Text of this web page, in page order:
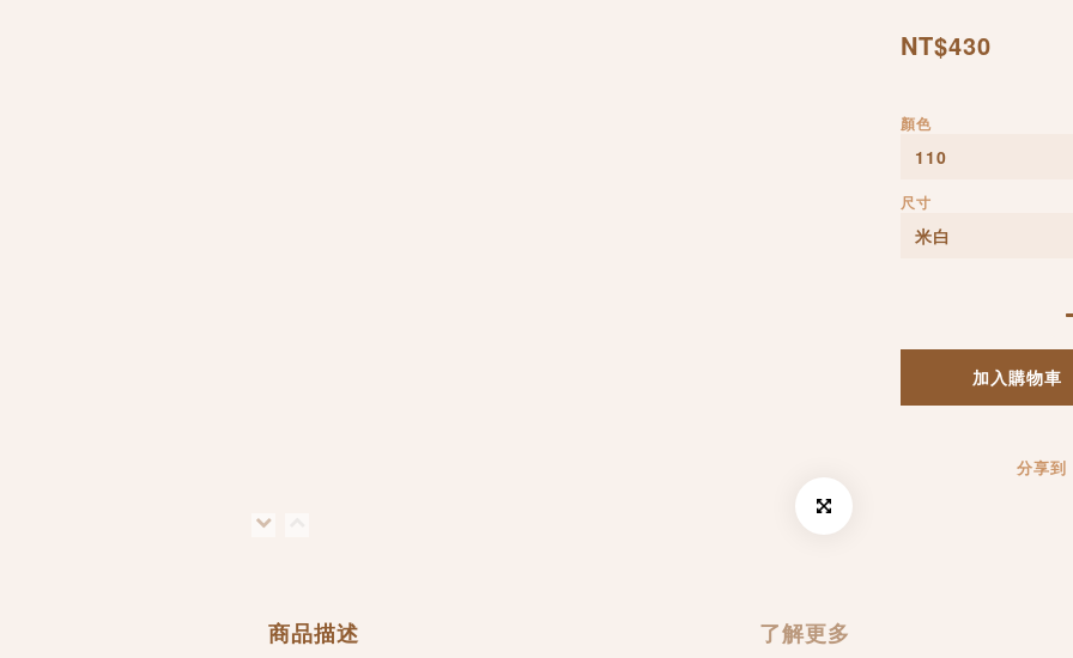
NT$430
顏色
尺寸
加入購物車
分享到
商品描述 了解更多